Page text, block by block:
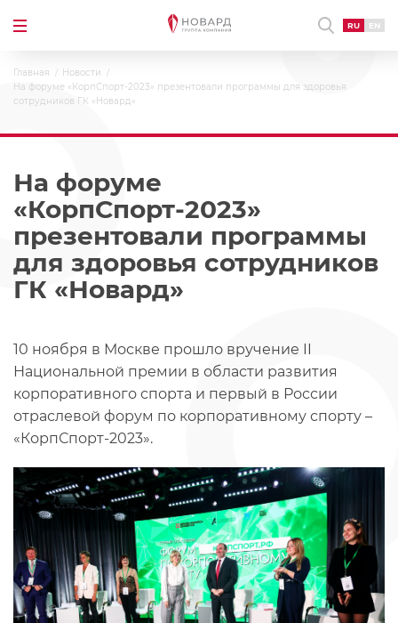
RU EN
Главная
Новости
На форуме «КорпСпорт-2023» презентовали программы для здоровья
сотрудников ГК «Новард»
На форуме
«КорпСпорт-2023»
презентовали программы
для здоровья сотрудников
ГК «Новард»
10 ноября в Москве прошло вручение II
Национальной премии в области развития
корпоративного спорта и первый в России
отраслевой форум по корпоративному спорту –
«КорпСпорт-2023».